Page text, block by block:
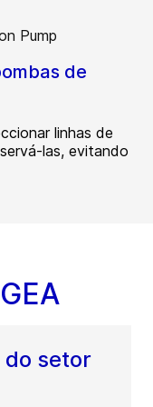
de
linhas de
las, evitando
do setor